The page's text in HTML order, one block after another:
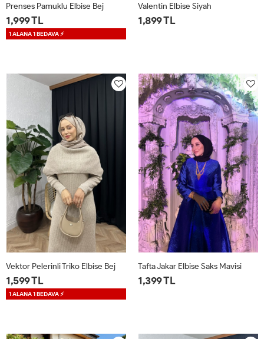
1 2
Prenses Pamuklu Elbise Bej
1,999 TL
1 ALANA 1 BEDAVA ⚡
Valentin Elbise Siyah
1,899 TL
STD
Vektor Pelerinli Triko Elbise Bej
1,599 TL
1 ALANA 1 BEDAVA ⚡
Tafta Jakar Elbise Saks Mavisi
1,399 TL